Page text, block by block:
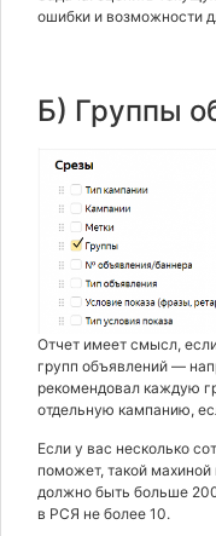
ошибки и возможности
Б) Группы
Отчет имеет смысл,
групп объявлений —
рекомендовал каждую
отдельную кампанию,
Если у вас несколько
поможет, такой
должно быть больше
в РСЯ не более 10.